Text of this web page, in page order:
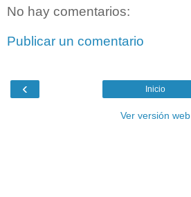
No hay comentarios:
Publicar un comentario
‹ Inicio
Ver versión web